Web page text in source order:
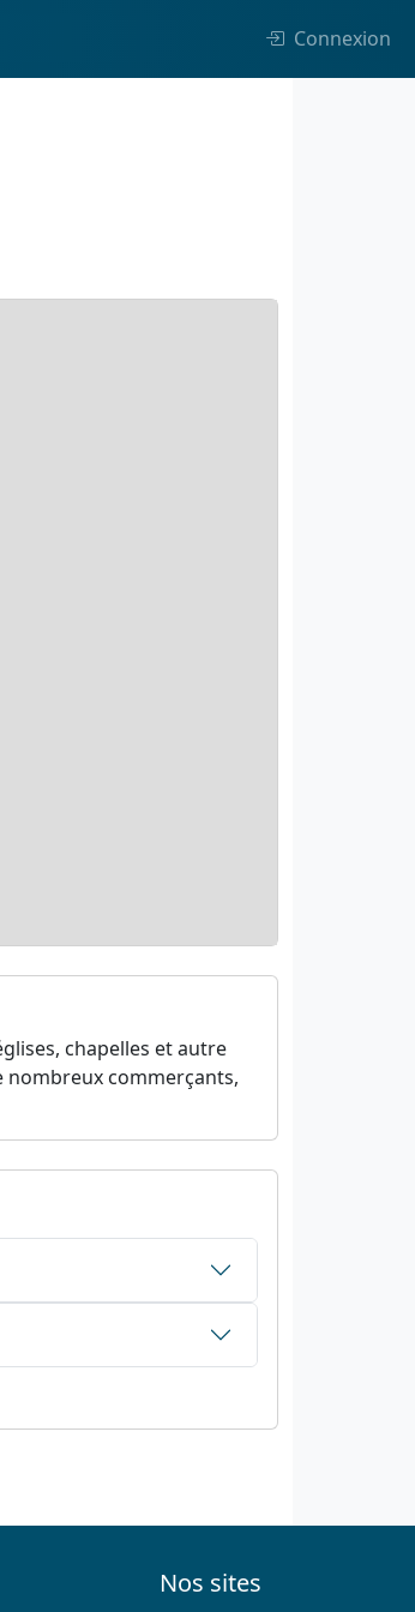
Connexion
chapelles et autre
nombreux commerçants,
Nos sites